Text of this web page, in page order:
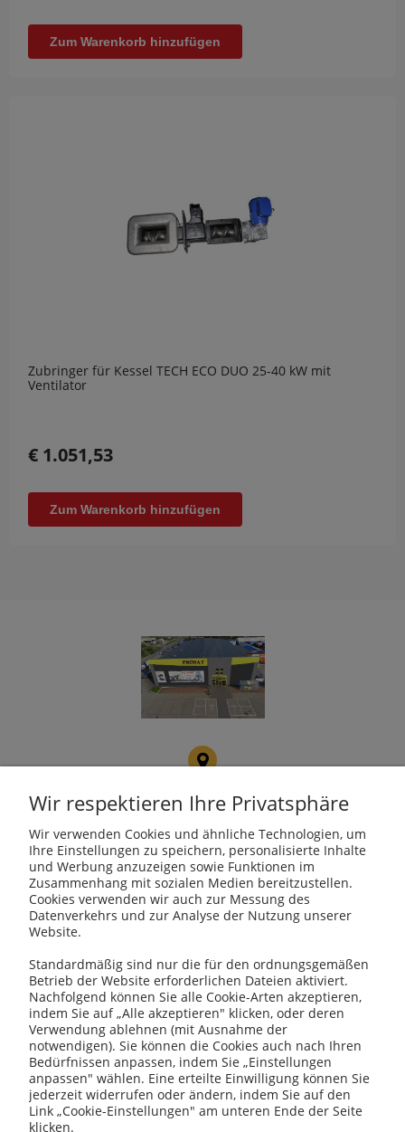
Zum Warenkorb hinzufügen
Zubringer für Kessel TECH ECO DUO 25-40 kW mit
Ventilator
€ 1.051,53
Zum Warenkorb hinzufügen
ul. Rudzka 107, 47-400
kotly@kotly.com.pl
+48 32 419 01 20
+48 32 415 31 65
Wir respektieren Ihre Privatsphäre
Wir verwenden Cookies und ähnliche Technologien, um
Ihre Einstellungen zu speichern, personalisierte Inhalte
und Werbung anzuzeigen sowie Funktionen im
Zusammenhang mit sozialen Medien bereitzustellen.
Cookies verwenden wir auch zur Messung des
Datenverkehrs und zur Analyse der Nutzung unserer
Website.
Standardmäßig sind nur die für den ordnungsgemäßen
Betrieb der Website erforderlichen Dateien aktiviert.
Nachfolgend können Sie alle Cookie-Arten akzeptieren,
indem Sie auf „Alle akzeptieren" klicken, oder deren
Verwendung ablehnen (mit Ausnahme der
notwendigen). Sie können die Cookies auch nach Ihren
Bedürfnissen anpassen, indem Sie „Einstellungen
anpassen" wählen. Eine erteilte Einwilligung können Sie
jederzeit widerrufen oder ändern, indem Sie auf den
Link „Cookie-Einstellungen" am unteren Ende der Seite
klicken.